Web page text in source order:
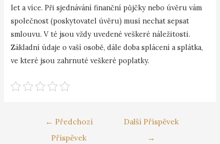
let a více. Při sjednávání finanční půjčky nebo úvěru vám
společnost (poskytovatel úvěru) musí nechat sepsat
smlouvu. V té jsou vždy uvedené veškeré náležitosti.
Základní údaje o vaší osobě, dále doba splácení a splátka,
ve které jsou zahrnuté veškeré poplatky.
← Předchozí
Příspěvek
Další Příspěvek
→